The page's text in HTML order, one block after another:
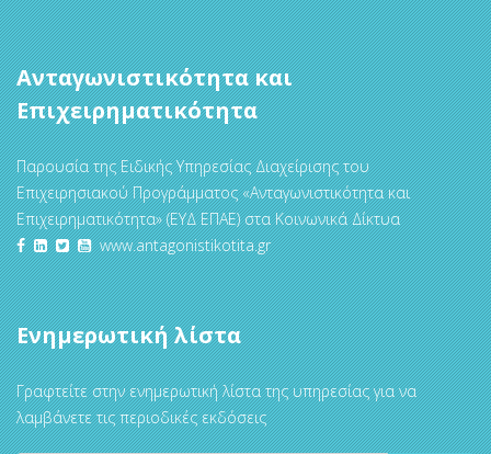
Ανταγωνιστικότητα και
Επιχειρηματικότητα
Παρουσία της Ειδικής Υπηρεσίας Διαχείρισης του
Επιχειρησιακού Προγράμματος «Ανταγωνιστικότητα και
Επιχειρηματικότητα» (ΕΥΔ ΕΠΑΕ) στα Κοινωνικά Δίκτυα
www.antagonistikotita.gr
Ενημερωτική λίστα
Γραφτείτε στην ενημερωτική λίστα της υπηρεσίας για να
λαμβάνετε τις περιοδικές εκδόσεις